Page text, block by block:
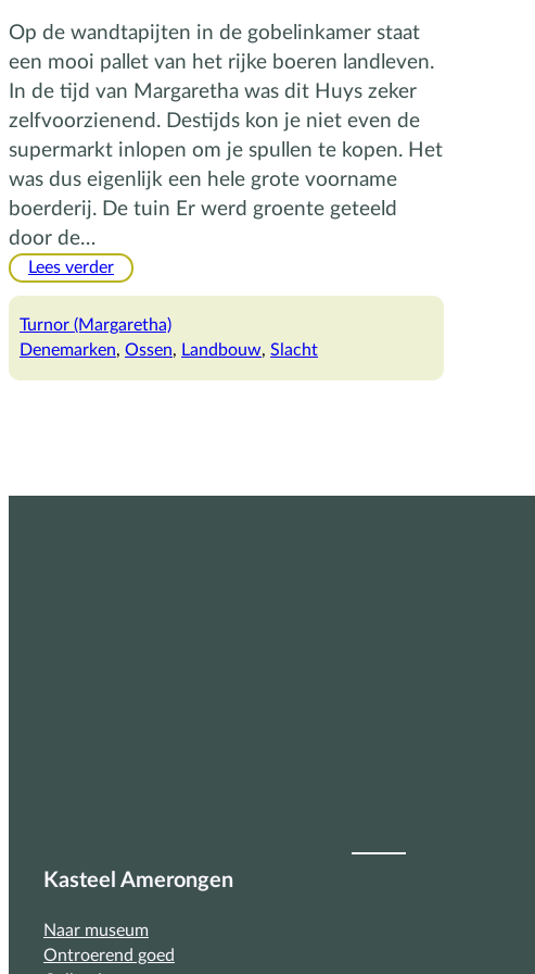
Op de wandtapijten in de gobelinkamer staat
een mooi pallet van het rijke boeren landleven.
In de tijd van Margaretha was dit Huys zeker
zelfvoorzienend. Destijds kon je niet even de
supermarkt inlopen om je spullen te kopen. Het
was dus eigenlijk een hele grote voorname
boerderij. De tuin Er werd groente geteeld
door de…
Lees verder:
ossen
van
Turnor (Margaretha)
Denemarken, Ossen, Landbouw, Slacht
Kasteel Amerongen
Naar museum
Ontroerend goed